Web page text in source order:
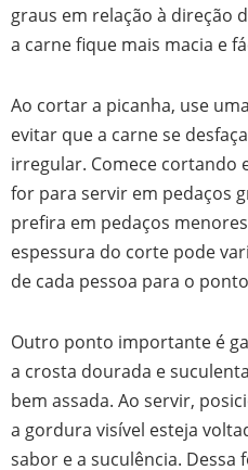
graus em relação à direção
a carne fique mais macia e
Ao cortar a picanha, use
evitar que a carne se
irregular. Comece cortando
for para servir em pedaços
prefira em pedaços
espessura do corte pode
de cada pessoa para o
Outro ponto importante é
a crosta dourada e
bem assada. Ao servir,
a gordura visível esteja
sabor e a suculência.